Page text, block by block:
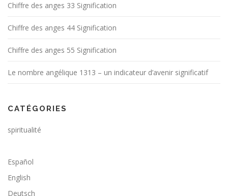
t
c
l
Chiffre des anges 33 Signification
Chiffre des anges 44 Signification
Chiffre des anges 55 Signification
Le nombre angélique 1313 – un indicateur d’avenir significatif
CATÉGORIES
spiritualité
Español
English
Deutsch